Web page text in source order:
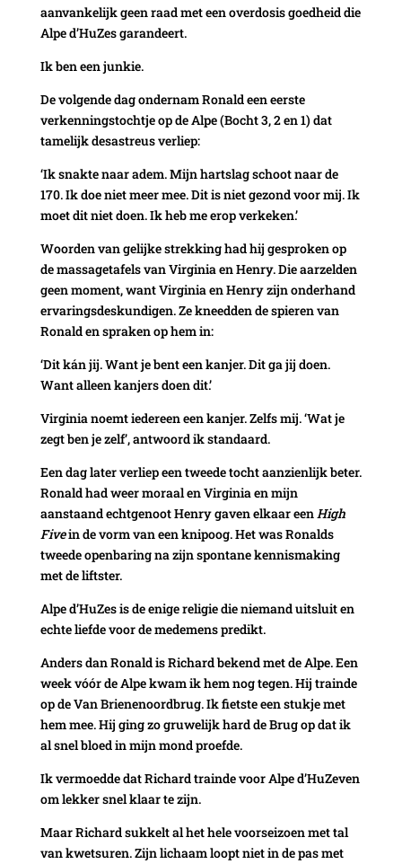
aanvankelijk geen raad met een overdosis goedheid die
Alpe d’HuZes garandeert.
Ik ben een junkie.
De volgende dag ondernam Ronald een eerste
verkenningstochtje op de Alpe (Bocht 3, 2 en 1) dat
tamelijk desastreus verliep:
‘Ik snakte naar adem. Mijn hartslag schoot naar de
170. Ik doe niet meer mee. Dit is niet gezond voor mij. Ik
moet dit niet doen. Ik heb me erop verkeken.’
Woorden van gelijke strekking had hij gesproken op
de massagetafels van Virginia en Henry. Die aarzelden
geen moment, want Virginia en Henry zijn onderhand
ervaringsdeskundigen. Ze kneedden de spieren van
Ronald en spraken op hem in:
‘Dit kán jij. Want je bent een kanjer. Dit ga jij doen.
Want alleen kanjers doen dit.’
Virginia noemt iedereen een kanjer. Zelfs mij. ‘Wat je
zegt ben je zelf’, antwoord ik standaard.
Een dag later verliep een tweede tocht aanzienlijk beter.
Ronald had weer moraal en Virginia en mijn
aanstaand echtgenoot Henry gaven elkaar eenHigh
Fivein de vorm van een knipoog. Het was Ronalds
tweede openbaring na zijn spontane kennismaking
met de liftster.
Alpe d’HuZes is de enige religie die niemand uitsluit en
echte liefde voor de medemens predikt.
Anders dan Ronald is Richard bekend met de Alpe. Een
week vóór de Alpe kwam ik hem nog tegen. Hij trainde
op de Van Brienenoordbrug. Ik fietste een stukje met
hem mee. Hij ging zo gruwelijk hard de Brug op dat ik
al snel bloed in mijn mond proefde.
Ik vermoedde dat Richard trainde voor Alpe d’HuZeven
om lekker snel klaar te zijn.
Maar Richard sukkelt al het hele voorseizoen met tal
van kwetsuren. Zijn lichaam loopt niet in de pas met